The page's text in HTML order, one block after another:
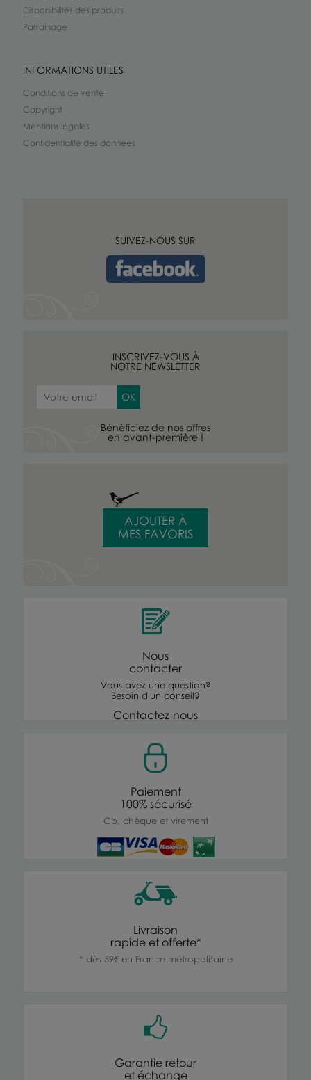
Disponibilités des produits
Parrainage
INFORMATIONS UTILES
Conditions de vente
Copyright
Mentions légales
Confidentialité des données
SUIVEZ-NOUS SUR
INSCRIVEZ-VOUS À
NOTRE NEWSLETTER
Bénéficiez de nos offres
en avant-première !
AJOUTER À
MES FAVORIS
Nous
contacter
Vous avez une question?
Besoin d'un conseil?
Contactez-nous
Paiement
100% sécurisé
Cb, chèque et virement
Livraison
rapide et offerte*
* dès 59€ en France métropolitaine
Garantie retour
et échange